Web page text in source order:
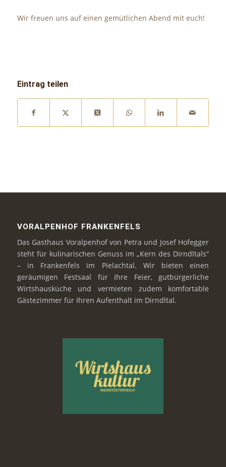
Wir freuen uns auf einen gemütlichen Abend mit euch!
Eintrag teilen
VORALPENHOF FRANKENFELS
Das Gasthaus Voralpenhof von Petra und Josef Hofegger
steht für kulinarischen Genuss im „Kern des Dirndltals“
– in Frankenfels im Pielachtal. Wir bieten einen
geräumigen Festsaal für Ihre Feier, gutbürgerliche
Wirtshausküche und vermieten zudem komfortable
Gästezimmer für Ihren Aufenthalt im Dirndltal.